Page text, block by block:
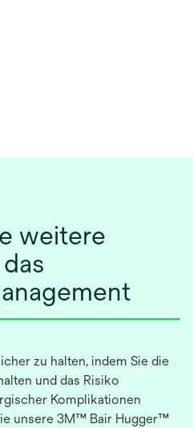
weitere
zu halten, indem Sie die
und das Risiko
Komplikationen
unsere 3M™ Bair Hugger™